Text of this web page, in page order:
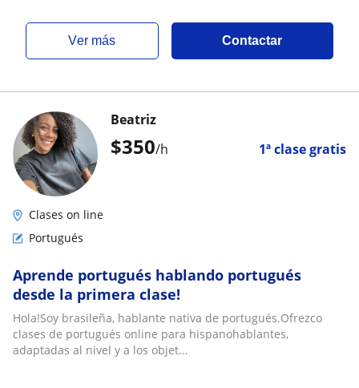
ver más Contactar
$350/h 1ª clase gratis
Beatriz
Clases on line
Portugués
Aprende portugués hablando portugués
desde la primera clase!
Hola!Soy brasileña, hablante nativa de portugués.Ofrezco
clases de portugués online para hispanohablantes,
adaptadas al nivel y a los objet...